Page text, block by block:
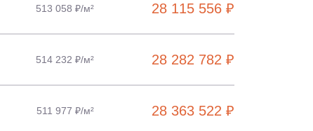
28 115 556 ₽
513 058 ₽/м²
28 282 782 ₽
514 232 ₽/м²
28 363 522 ₽
511 977 ₽/м²